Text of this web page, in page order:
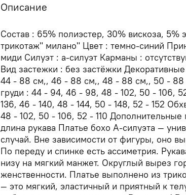
Описание
Состав : 65% полиэстер, 30% вискоза, 5%
трикотаж" милано" Цвет : темно-синий
миди Силуэт : а-силуэт Карманы :
Вид застежки : без застёжки
44 - 88 см,, 46 - 88 см,, 48 - 88 см,, 50 -
груди : 44 - 94, 46 - 98, 48 - 102, 50 - 106,
136, 46 - 140, 48 - 144, 50 - 148, 52 - 152
48 - 102, 50 - 106, 52 - 110
длина рукава Платье бохо А-силуэта —
случай. Вне зависимости от фигуры, оно
По переду и спинке есть ассиметрия.
низу на мягкий манжет. Округлый вырез
женственности. Платье выполнено из
— это мягкий, эластичный и приятный к